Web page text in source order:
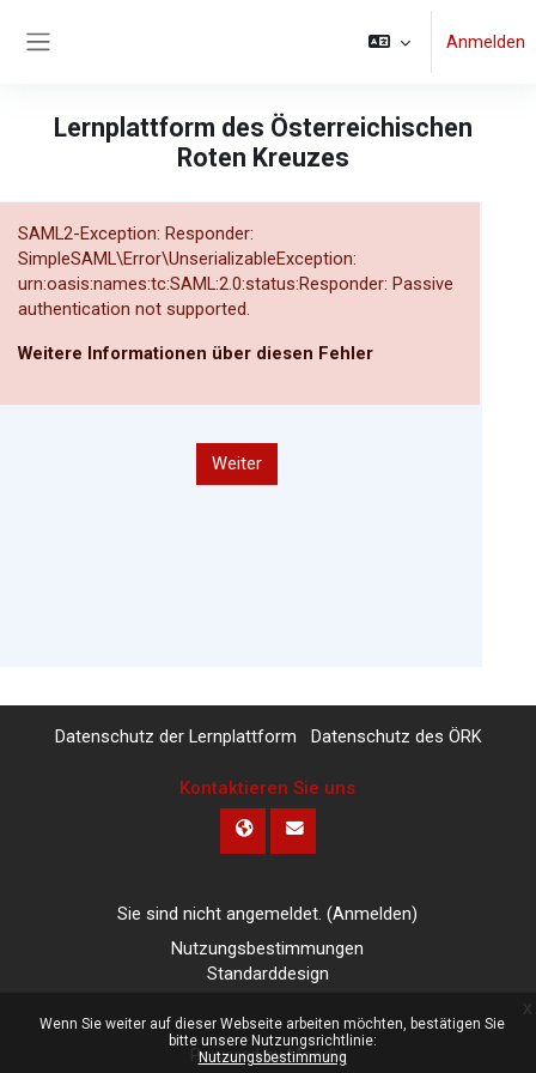
Wenn Sie weiter auf dieser Webseite arbeiten möchten, bestätigen Sie
bitte unsere Nutzungsrichtlinie:
Nutzungsbestimmung
x
Anmelden
Lernplattform des Österreichischen
Roten Kreuzes
SAML2-Exception: Responder:
SimpleSAML\Error\UnserializableException:
urn:oasis:names:tc:SAML:2.0:status:Responder: Passive
authentication not supported.
Weitere Informationen über diesen Fehler
Weiter
Datenschutz der Lernplattform Datenschutz des ÖRK
Kontaktieren Sie uns
Sie sind nicht angemeldet. (Anmelden)
Nutzungsbestimmungen
Standarddesign
Powered byMoodle